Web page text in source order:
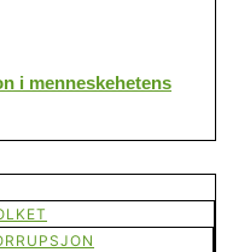
i menneskehetens